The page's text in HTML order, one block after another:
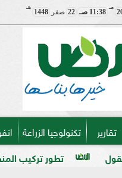
مـ
11:38 صـ 22 صفر1448
هـ
تقارير تكنولوجيا الزراعة
تركيب المنظفات والمطهرات